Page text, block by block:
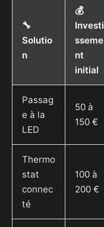
🔧
Solutio
n
💰
Investi
sseme
nt
initial
Passag
e à la
LED
50 à
150 €
Thermo
stat
connec
té
100 à
200 €